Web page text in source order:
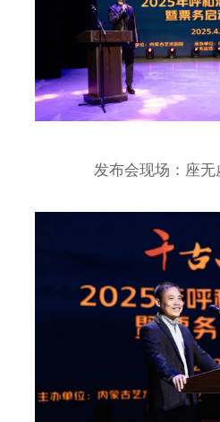
发布会现场：座无